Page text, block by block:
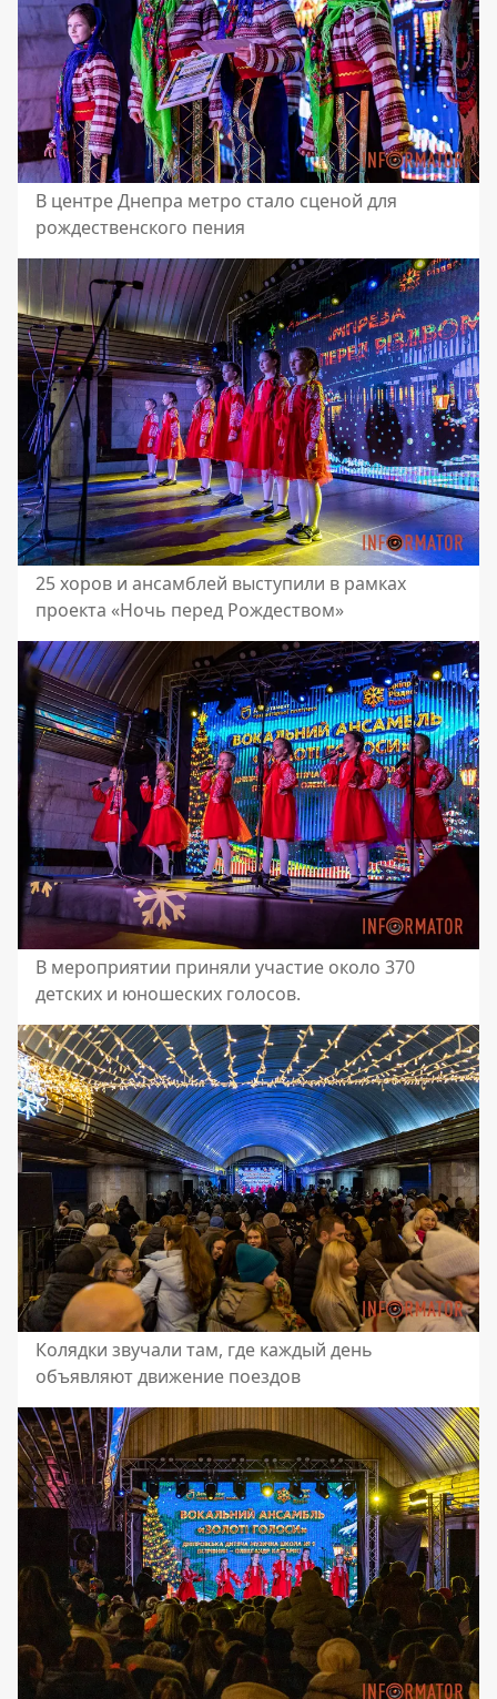
В центре Днепра метро стало сценой для
рождественского пения
25 хоров и ансамблей выступили в рамках
проекта «Ночь перед Рождеством»
В мероприятии приняли участие около 370
детских и юношеских голосов.
Колядки звучали там, где каждый день
объявляют движение поездов